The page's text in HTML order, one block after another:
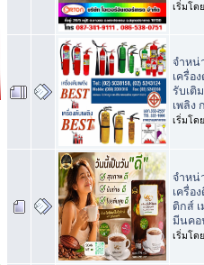
เริ่มโด
จำหน่
เครื่อ
รับเติ
เพลิง
เริ่มโด
จำหน่
เครื่อ
ติกส์
มีนคอ
เริ่มโด